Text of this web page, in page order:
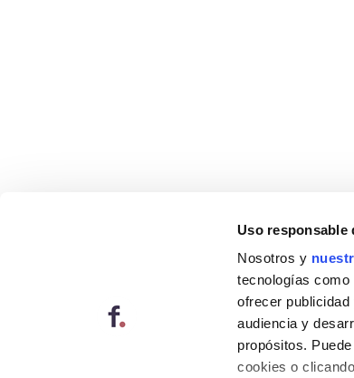
Uso responsable
Nosotros y
tecnologías
ofrecer
audiencia y
propósitos.
cookies o